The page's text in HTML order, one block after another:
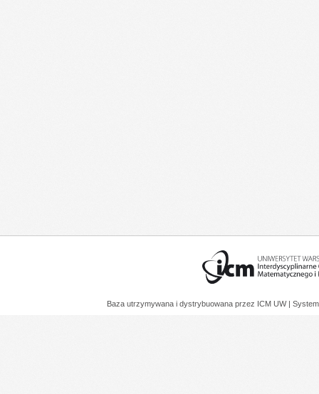
Baza utrzymywana i dystrybuowana przez ICM UW |